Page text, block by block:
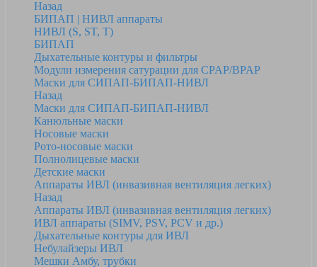
Назад
БИПАП | НИВЛ аппараты
НИВЛ (S, ST, T)
БИПАП
Дыхательные контуры и фильтры
Модули измерения сатурации для CPAP/BPAP
Маски для СИПАП-БИПАП-НИВЛ
Назад
Маски для СИПАП-БИПАП-НИВЛ
Канюльные маски
Носовые маски
Рото-носовые маски
Полнолицевые маски
Детские маски
Аппараты ИВЛ (инвазивная вентиляция легких)
Назад
Аппараты ИВЛ (инвазивная вентиляция легких)
ИВЛ аппараты (SIMV, PSV, PCV и др.)
Дыхательные контуры для ИВЛ
Небулайзеры ИВЛ
Мешки Амбу, трубки